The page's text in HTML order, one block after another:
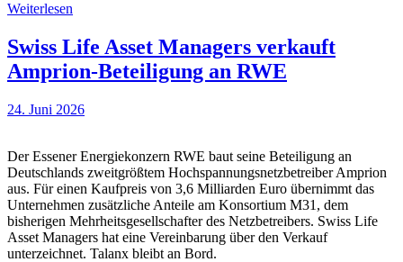
Weiterlesen
Swiss Life Asset Managers verkauft
Amprion-Beteiligung an RWE
24. Juni 2026
Der Essener Energiekonzern RWE baut seine Beteiligung an
Deutschlands zweitgrößtem Hochspannungsnetzbetreiber Amprion
aus. Für einen Kaufpreis von 3,6 Milliarden Euro übernimmt das
Unternehmen zusätzliche Anteile am Konsortium M31, dem
bisherigen Mehrheitsgesellschafter des Netzbetreibers. Swiss Life
Asset Managers hat eine Vereinbarung über den Verkauf
unterzeichnet. Talanx bleibt an Bord.